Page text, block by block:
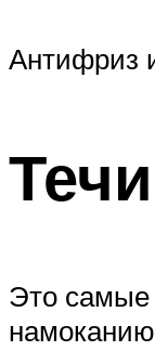
Антифриз
Это самые